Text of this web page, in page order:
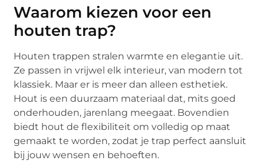
Waarom kiezen voor een
houten trap?
Houten trappen stralen warmte en elegantie uit.
Ze passen in vrijwel elk interieur, van modern tot
klassiek. Maar er is meer dan alleen esthetiek.
Hout is een duurzaam materiaal dat, mits goed
onderhouden, jarenlang meegaat. Bovendien
biedt hout de flexibiliteit om volledig op maat
gemaakt te worden, zodat je trap perfect aansluit
bij jouw wensen en behoeften.